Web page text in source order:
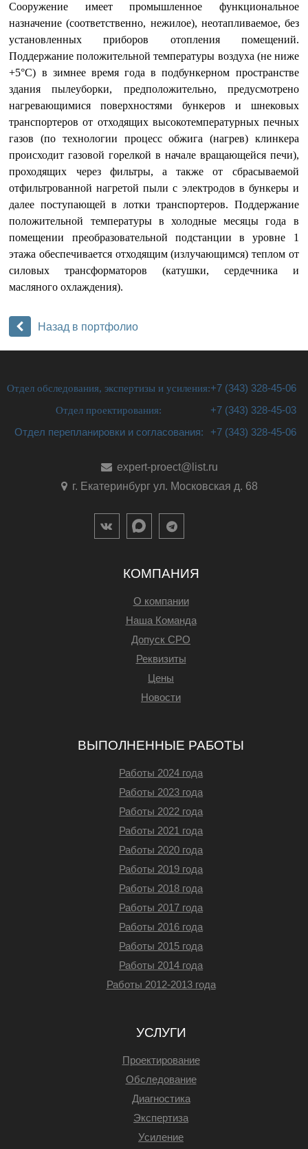
Сооружение имеет промышленное функциональное
назначение (соответственно, нежилое), неотапливаемое, без
установленных приборов отопления помещений.
Поддержание положительной температуры воздуха (не ниже
+5°C) в зимнее время года в подбункерном пространстве
здания пылеуборки, предположительно, предусмотрено
нагревающимися поверхностями бункеров и шнековых
транспортеров от отходящих высокотемпературных печных
газов (по технологии процесс обжига (нагрев) клинкера
происходит газовой горелкой в начале вращающейся печи),
проходящих через фильтры, а также от сбрасываемой
отфильтрованной нагретой пыли с электродов в бункеры и
далее поступающей в лотки транспортеров. Поддержание
положительной температуры в холодные месяцы года в
помещении преобразовательной подстанции в уровне 1
этажа обеспечивается отходящим (излучающимся) теплом от
силовых трансформаторов (катушки, сердечника и
масляного охлаждения).
Назад в портфолио
Отдел обследования, экспертизы и усиления:+7 (343) 328-45-06
Отдел проектирования:
+7 (343) 328-45-03
Отдел перепланировки и согласования:
+7 (343) 328-45-06
expert-proect@list.ru
г. Екатеринбург ул. Московская д. 68
КОМПАНИЯ
О компании
Наша Команда
Допуск СРО
Реквизиты
Цены
Новости
ВЫПОЛНЕННЫЕ РАБОТЫ
Работы 2024 года
Работы 2023 года
Работы 2022 года
Работы 2021 года
Работы 2020 года
Работы 2019 года
Работы 2018 года
Работы 2017 года
Работы 2016 года
Работы 2015 года
Работы 2014 года
Работы 2012-2013 года
УСЛУГИ
Проектирование
Обследование
Диагностика
Экспертиза
Усиление